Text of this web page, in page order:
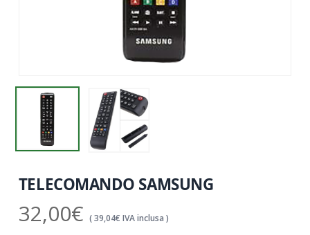
TELECOMANDO SAMSUNG
32,00€ (39,04€ IVA inclusa )